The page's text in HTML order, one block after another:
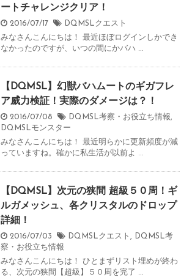
ートチャレンジクリア！
2016/07/17
DQMSLクエスト
みなさんこんにちは！ 最近ほぼログインしかでき
なかったのですが、いつの間にかバハ ...
【DQMSL】幻獣バハムートのギガフレ
ア威力検証！実際のダメージは？！
2016/07/08 DQMSL考察・お役立ち情報,
DQMSLモンスター
みなさんこんにちは！ 最近明らかに更新頻度が減
っていますね。確かに私生活が以前よ ...
【DQMSL】次元の狭間 超級５０周！ギ
ルガメッシュ、各クリスタルのドロップ
詳細！
2016/07/03 DQMSLクエスト ,
DQMSL考
察・お役立ち情報
みなさんこんにちは！ ひとまずリスト埋めが終わ
る、次元の狭間【超級】５０周を完了 ...